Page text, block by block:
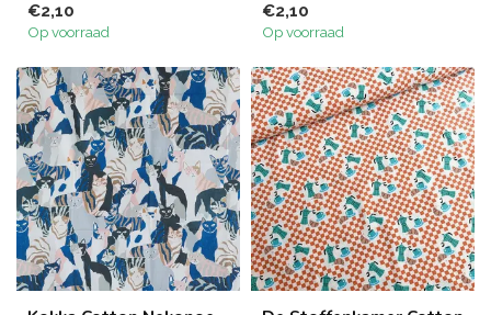
€2,10
Op voorraad
€2,10
Op voorraad